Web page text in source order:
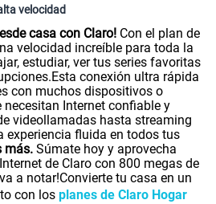
velocidad
casa con Claro! Con el plan de
velocidad increíble para toda la
estudiar, ver tus series favoritas
conexión ultra rápida
con muchos dispositivos o
necesitan Internet confiable y
videollamadas hasta streaming
experiencia fluida en todos tus
más. Súmate hoy y aprovecha
de Claro con 800 megas de
a notar!Convierte tu casa en un
con los planes de Claro Hogar